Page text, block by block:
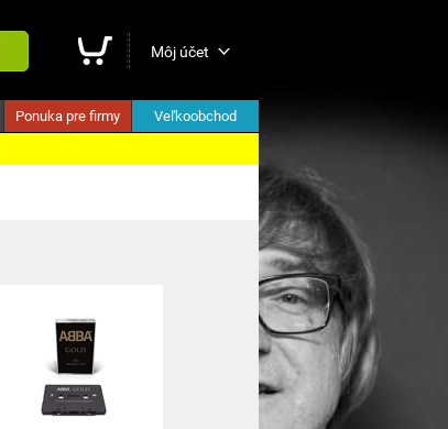
Môj účet
Ponuka pre firmy Veľkoobchod